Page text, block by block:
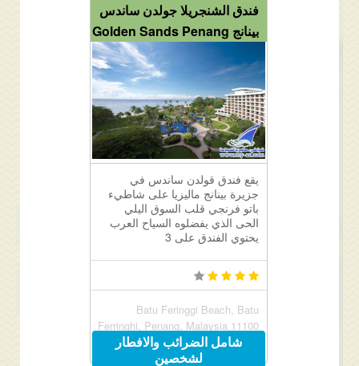
فندق الشنجريلا جولدن ساندس
بينانج Golden Sands Penang
يقع فندق قولدن ساندس في
جزيرة بينانج ماليزيا على شاطيء
باتو فرنجي قلب السوق اليلي
الحى الذي يفضلوه السياح العرب
يحتوي الفندق على 3
Batu Feringgi Beach, Batu
Ferringhi, Penang, Malaysia 11100
شامل الضرائب والافطار
لشخصين